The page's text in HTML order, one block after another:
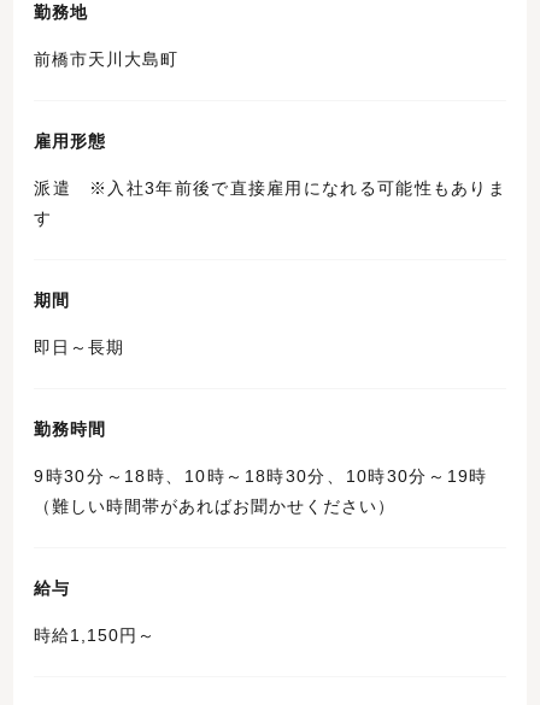
勤務地
前橋市天川大島町
雇用形態
派遣 ※入社3年前後で直接雇用になれる可能性もありま
す
期間
即日～長期
勤務時間
9時30分～18時、10時～18時30分、10時30分～19時
（難しい時間帯があればお聞かせください）
給与
時給1,150円～